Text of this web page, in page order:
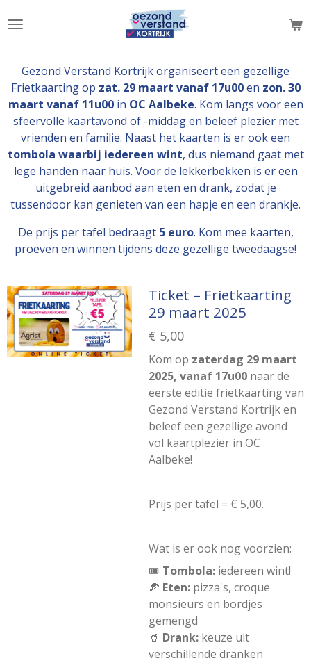
direct
hoofdinhoud
Gezond Verstand Kortrijk organiseert een gezellige
Frietkaarting op zat. 29 maart vanaf 17u00en zon. 30
maart vanaf 11u00 in OC Aalbeke. Kom langs voor een
sfeervolle kaartavond of -middag en beleef plezier met
vrienden en familie. Naast het kaarten is er ook een
tombola waarbij iedereen wint, dus niemand gaat met
lege handen naar huis. Voor de lekkerbekken is er een
uitgebreid aanbod aan eten en drank, zodat je
tussendoor kan genieten van een hapje en een drankje.
De prijs per tafel bedraagt 5 euro. Kom mee kaarten,
proeven en winnen tijdens deze gezellige tweedaagse!
Ticket – Frietkaarting
29 maart 2025
€ 5,00
Kom op zaterdag 29 maart
2025, vanaf 17u00 naar de
eerste editie frietkaarting van
Gezond Verstand Kortrijk en
beleef een gezellige avond
vol kaartplezier in OC
Aalbeke!
Prijs per tafel = € 5,00.
Wat is er ook nog voorzien:
🎟️ Tombola: iedereen wint!
🍕 Eten: pizza's, croque
monsieurs en bordjes
gemengd
🥤 Drank: keuze uit
verschillende dranken